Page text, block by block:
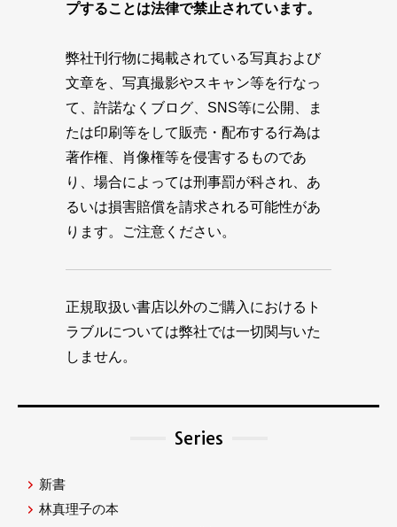
プすることは法律で禁止されています。
弊社刊行物に掲載されている写真および
文章を、写真撮影やスキャン等を行なっ
て、許諾なくブログ、SNS等に公開、ま
たは印刷等をして販売・配布する行為は
著作権、肖像権等を侵害するものであ
り、場合によっては刑事罰が科され、あ
るいは損害賠償を請求される可能性があ
ります。ご注意ください。
正規取扱い書店以外のご購入におけるト
ラブルについては弊社では一切関与いた
しません。
Series
新書
林真理子の本